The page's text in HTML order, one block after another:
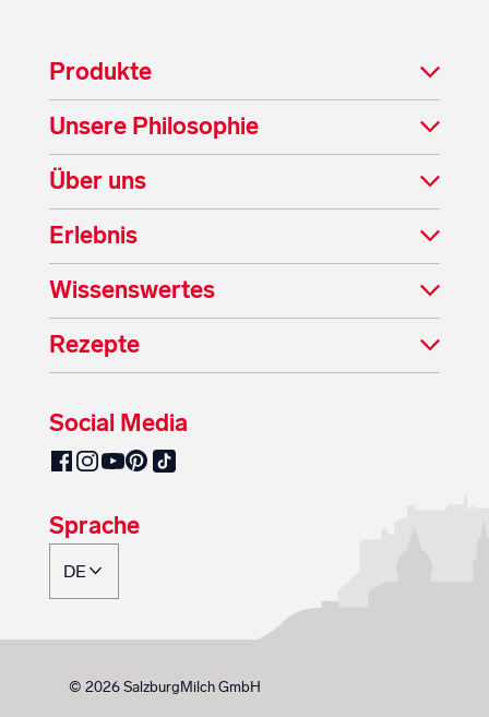
Produkte
Unsere Philosophie
Über uns
Erlebnis
Wissenswertes
Rezepte
Social Media
SalzburgMilch auf Facebook
SalzburgMilch auf Instagram
SalzburgMilch auf YouTube
SalzburgMilch auf Pinterest
SalzburgMilch auf TikTok
Sprache
© 2026 SalzburgMilch GmbH